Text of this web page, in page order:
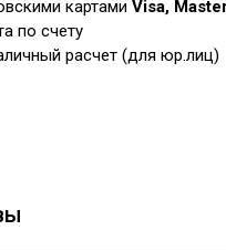
картами Visa,
по счету
расчет (для юр.лиц)